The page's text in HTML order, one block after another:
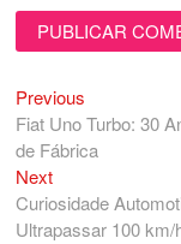
Navegação
de
Post
Previous
post:
Fiat Uno Turbo: 30
de Fábrica
NextNext
post:
Curiosidade
Ultrapassar 100 km/